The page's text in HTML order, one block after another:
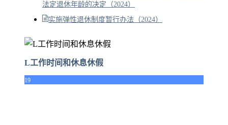
法定退休年龄的决定（2024）
实施弹性退休制度暂行办法（2024）
L工作时间和休息休假
19